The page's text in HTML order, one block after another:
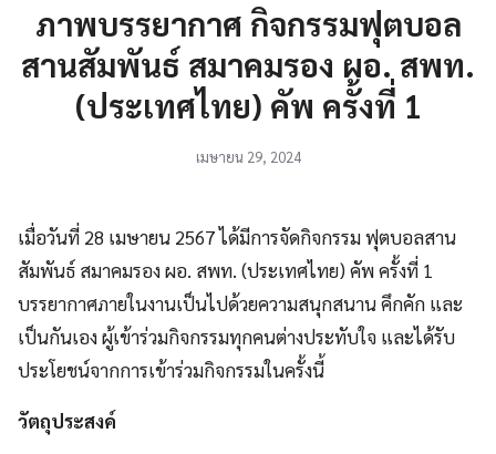
ภาพบรรยากาศ กิจกรรมฟุตบอล
สานสัมพันธ์ สมาคมรอง ผอ. สพท.
(ประเทศไทย) คัพ ครั้งที่ 1
เมษายน 29, 2024
เมื่อวันที่ 28 เมษายน 2567 ได้มีการจัดกิจกรรม ฟุตบอลสาน
สัมพันธ์ สมาคมรอง ผอ. สพท. (ประเทศไทย) คัพ ครั้งที่ 1
บรรยากาศภายในงานเป็นไปด้วยความสนุกสนาน คึกคัก และ
เป็นกันเอง ผู้เข้าร่วมกิจกรรมทุกคนต่างประทับใจ และได้รับ
ประโยชน์จากการเข้าร่วมกิจกรรมในครั้งนี้
วัตถุประสงค์